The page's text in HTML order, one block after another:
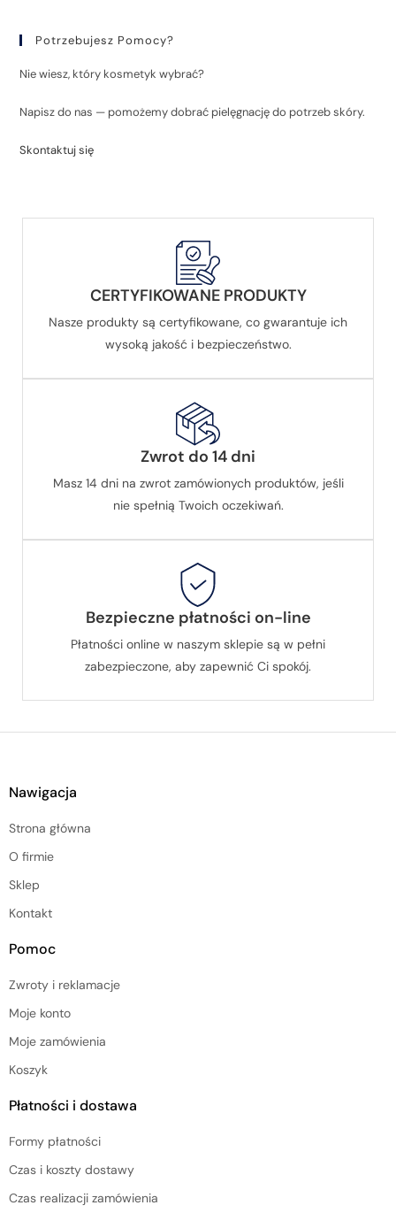
Potrzebujesz Pomocy?
Nie wiesz, który kosmetyk wybrać?
Napisz do nas — pomożemy dobrać pielęgnację do potrzeb skóry.
Skontaktuj się
CERTYFIKOWANE PRODUKTY
Nasze produkty są certyfikowane, co gwarantuje ich
wysoką jakość i bezpieczeństwo.
Zwrot do 14 dni
Masz 14 dni na zwrot zamówionych produktów, jeśli
nie spełnią Twoich oczekiwań.
Bezpieczne płatności on-line
Płatności online w naszym sklepie są w pełni
zabezpieczone, aby zapewnić Ci spokój.
Nawigacja
Strona główna
O firmie
Sklep
Kontakt
Pomoc
Zwroty i reklamacje
Moje konto
Moje zamówienia
Koszyk
Płatności i dostawa
Formy płatności
Czas i koszty dostawy
Czas realizacji zamówienia